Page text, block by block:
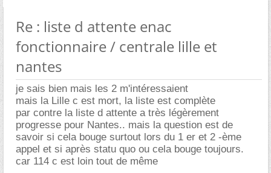
Re : liste d attente enac
fonctionnaire / centrale lille et
nantes
je sais bien mais les 2 m'intéressaient
mais la Lille c est mort, la liste est complète
par contre la liste d attente a très légèrement
progresse pour Nantes.. mais la question est de
savoir si cela bouge surtout lors du 1 er et 2 -ème
appel et si après statu quo ou cela bouge toujours.
car 114 c est loin tout de même